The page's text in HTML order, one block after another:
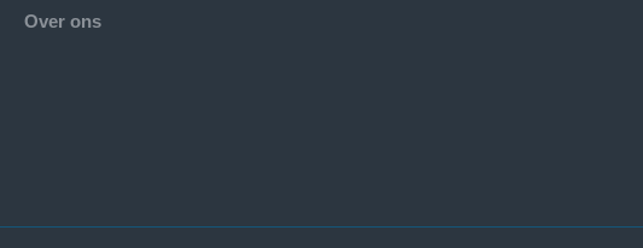
Over ons